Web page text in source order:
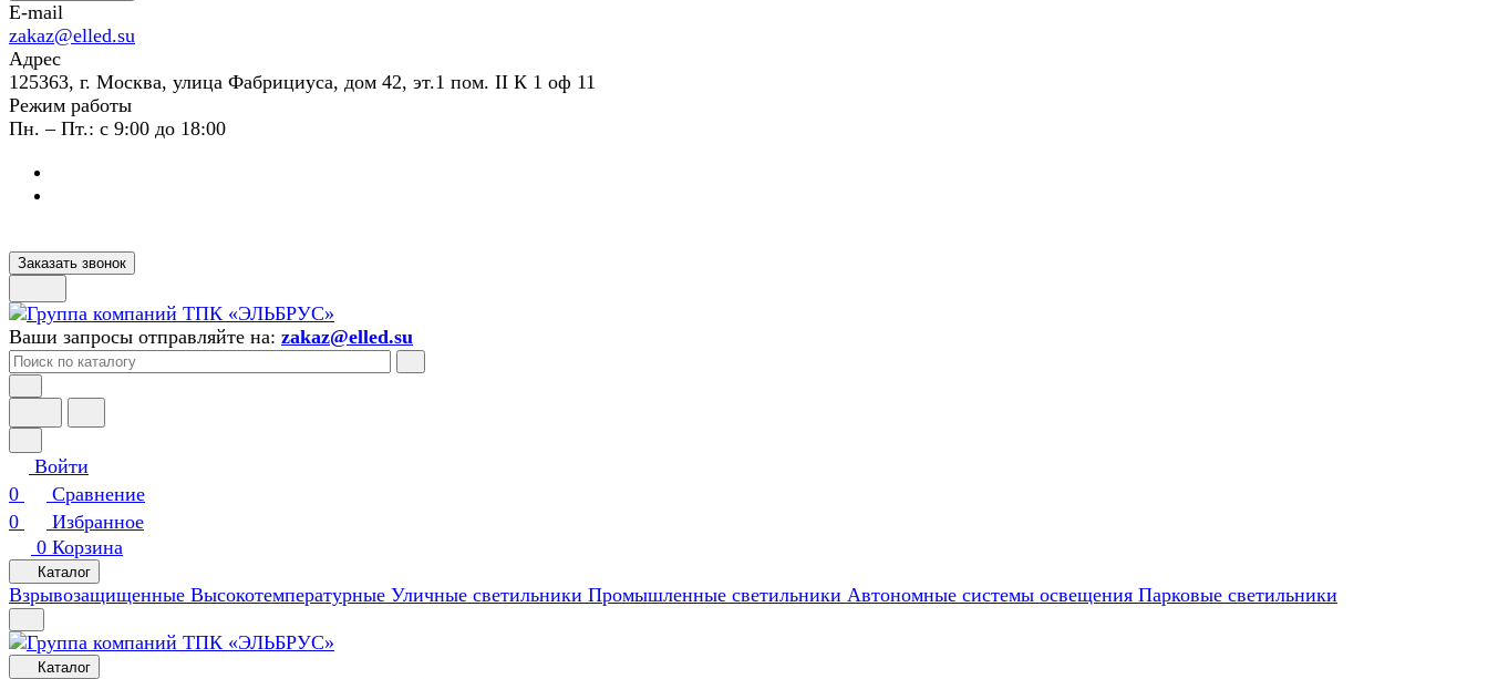
E-mail
zakaz@elled.su
Адрес
125363, г. Москва, улица Фабрициуса, дом 42, эт.1 пом. II К 1 оф 11
Режим работы
Пн. – Пт.: с 9:00 до 18:00
Заказать звонок
Ваши запросы отправляйте на: zakaz@elled.su
Войти
0
Сравнение
0
Избранное
0 Корзина
Каталог
Взрывозащищенные Высокотемпературные Уличные светильники Промышленные светильники Автономные системы освещения Парковые светильники
Каталог